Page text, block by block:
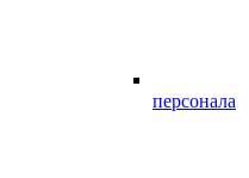
персонала